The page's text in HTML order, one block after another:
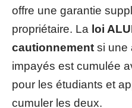
offre une garantie
propriétaire. La loi
cautionnement si une
impayés est cumulée
pour les étudiants et
cumuler les deux.